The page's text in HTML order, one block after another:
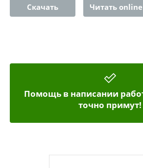
Скачать Читать online
Помощь в написании
точно примут!